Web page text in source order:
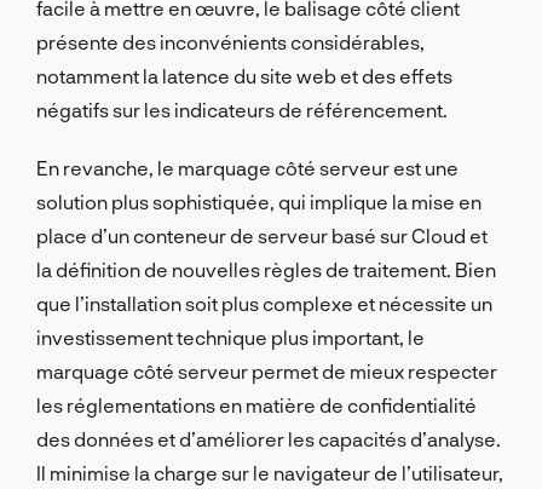
facile à mettre en œuvre, le balisage côté client
présente des inconvénients considérables,
notamment la latence du site web et des effets
négatifs sur les indicateurs de référencement.
En revanche, le marquage côté serveur est une
solution plus sophistiquée, qui implique la mise en
place d’un conteneur de serveur basé sur Cloud et
la définition de nouvelles règles de traitement. Bien
que l’installation soit plus complexe et nécessite un
investissement technique plus important, le
marquage côté serveur permet de mieux respecter
les réglementations en matière de confidentialité
des données et d’améliorer les capacités d’analyse.
Il minimise la charge sur le navigateur de l’utilisateur,